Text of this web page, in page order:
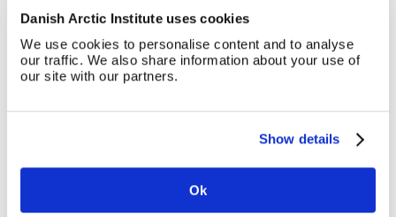
Danish Arctic Institute uses cookies
We use cookies to personalise content and to analyse
our traffic. We also share information about your use of
our site with our partners.
Show details
Ok
Papirer, tegninger og kort
vedrørende Josvaminen,
1907-1911.
korrespondance